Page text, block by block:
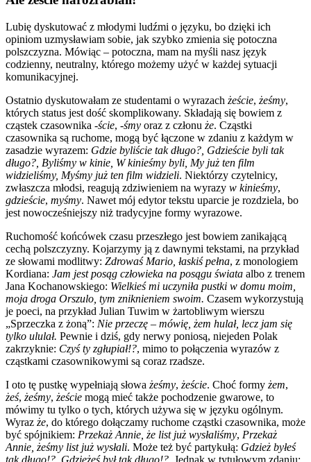
Lubię dyskutować z młodymi ludźmi o języku, bo dzięki ich
opiniom uzmysławiam sobie, jak szybko zmienia się potoczna
polszczyzna. Mówiąc – potoczna, mam na myśli nasz język
codzienny, neutralny, którego możemy użyć w każdej sytuacji
komunikacyjnej.
Ostatnio dyskutowałam ze studentami o wyrazach żeście, żeśmy,
których status jest dość skomplikowany. Składają się bowiem z
cząstek czasownika -ście, -śmy oraz z członu że. Cząstki
czasownika są ruchome, mogą być łączone w zdaniu z każdym w
zasadzie wyrazem: Gdzie byliście tak długo?, Gdzieście byli tak
długo?, Byliśmy w kinie, W kinieśmy byli, My już ten film
widzieliśmy, Myśmy już ten film widzieli. Niektórzy czytelnicy,
zwłaszcza młodsi, reagują zdziwieniem na wyrazy w kinieśmy,
gdzieście, myśmy. Nawet mój edytor tekstu uparcie je rozdziela, bo
jest nowocześniejszy niż tradycyjne formy wyrazowe.
Ruchomość końcówek czasu przeszłego jest bowiem zanikającą
cechą polszczyzny. Kojarzymy ją z dawnymi tekstami, na przykład
ze słowami modlitwy: Zdrowaś Mario, łaskiś pełna, z monologiem
Kordiana: Jam jest posąg człowieka na posągu świata albo z trenem
Jana Kochanowskiego: Wielkieś mi uczyniła pustki w domu moim,
moja droga Orszulo, tym zniknieniem swoim. Czasem wykorzystują
je poeci, na przykład Julian Tuwim w żartobliwym wierszu
„Sprzeczka z żoną”: Nie przeczę – mówię, żem hulał, lecz jam się
tylko ululał. Pewnie i dziś, gdy nerwy poniosą, niejeden Polak
zakrzyknie: Czyś ty zgłupiał!?, mimo to połączenia wyrazów z
cząstkami czasownikowymi są coraz rzadsze.
I oto tę pustkę wypełniają słowa żeśmy, żeście. Choć formy żem,
żeś, żeśmy, żeście mogą mieć także pochodzenie gwarowe, to
mówimy tu tylko o tych, których używa się w języku ogólnym.
Wyraz że, do którego dołączamy ruchome cząstki czasownika, może
być spójnikiem: Przekaż Annie, że list już wysłaliśmy, Przekaż
Annie, żeśmy list już wysłali. Może też być partykułą: Gdzież byłeś
tak długo!? Gdzieżeś był tak długo!? . Jednak w tytułowym zdaniu: